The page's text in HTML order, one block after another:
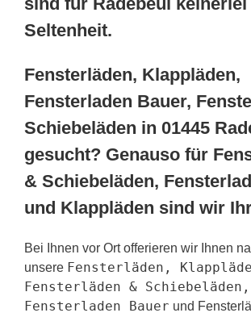
Seltenheit.
Fensterläden, Klappläden,
Fensterladen Bauer,
Schiebeläden in 01445
gesucht? Genauso für
& Schiebeläden,
und Klappläden sind wir
Bei Ihnen vor Ort offerieren wir Ihnen
unsere Fensterläden,
Fensterläden & Schiebeläden,
Fensterladen Bauer und